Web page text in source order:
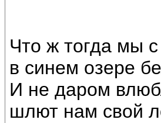
Что ж тогда мы
в синем озере
И не даром
шлют нам свой